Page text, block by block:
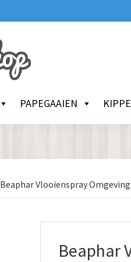
PAPEGAAIEN
Beaphar Vlooienspray
Beaphar